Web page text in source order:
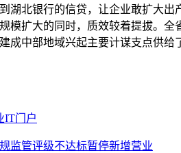
湖北银行的信贷，让企业敢扩大
模扩大的同时，质效较着提拔。
成中部地域兴起主要计谋支点供
IT门户
监管评级不达标暂停新增营业